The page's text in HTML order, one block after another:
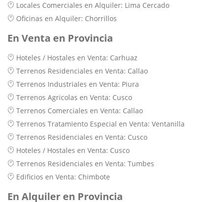
Locales Comerciales en Alquiler: Lima Cercado
Oficinas en Alquiler: Chorrillos
En Venta en Provincia
Hoteles / Hostales en Venta: Carhuaz
Terrenos Residenciales en Venta: Callao
Terrenos Industriales en Venta: Piura
Terrenos Agricolas en Venta: Cusco
Terrenos Comerciales en Venta: Callao
Terrenos Tratamiento Especial en Venta: Ventanilla
Terrenos Residenciales en Venta: Cusco
Hoteles / Hostales en Venta: Cusco
Terrenos Residenciales en Venta: Tumbes
Edificios en Venta: Chimbote
En Alquiler en Provincia